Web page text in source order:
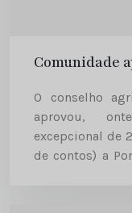
Comunidade
O conselho
aprovou,
excepcional de
de contos) a